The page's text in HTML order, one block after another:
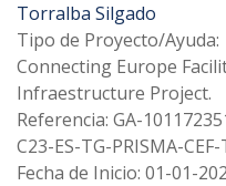
Torralba Silgado
Tipo de Proyecto/Ayuda:
Connecting Europe
Infraestructure Project.
Referencia: GA-
C23-ES-TG-PRISMA-
Fecha de Inicio: 01-01-